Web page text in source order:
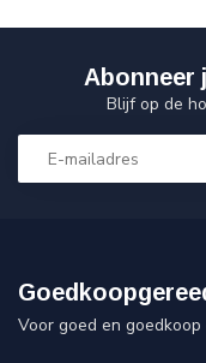
Abonneer
Blijf op de
Voor goed en goedkoop